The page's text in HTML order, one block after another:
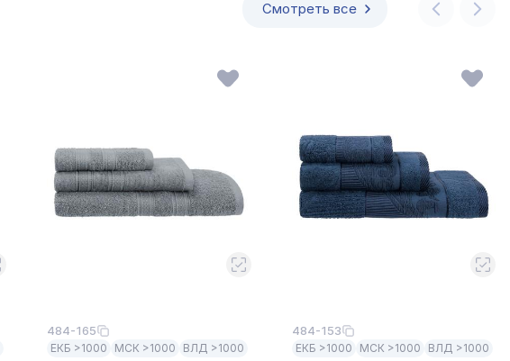
Смотреть все
484-165
ЕКБ >1000 МСК >1000 ВЛД >1000
484-153
ЕКБ >1000 МСК >1000 ВЛД >1000